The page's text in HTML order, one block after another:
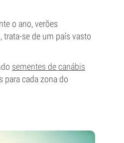
o ano, verões
trata-se de um país vasto
sementes de canábis
para cada zona do